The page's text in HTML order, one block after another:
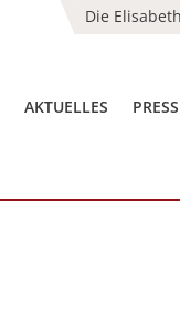
AKTUELLES
Die